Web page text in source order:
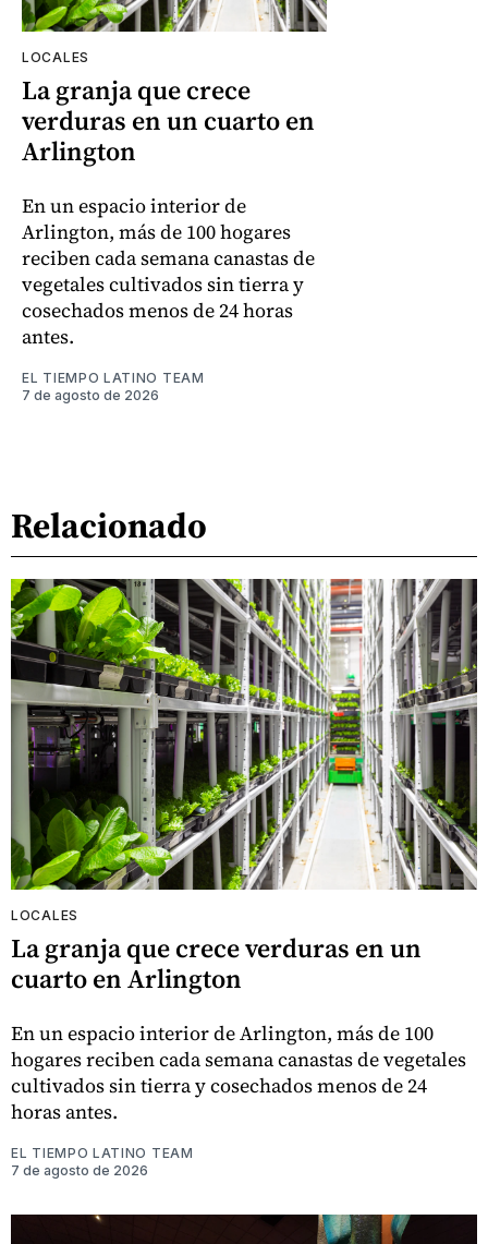
LOCALES
La granja que crece
verduras en un cuarto en
Arlington
En un espacio interior de
Arlington, más de 100 hogares
reciben cada semana canastas de
vegetales cultivados sin tierra y
cosechados menos de 24 horas
antes.
EL TIEMPO LATINO TEAM
7 de agosto de 2026
Relacionado
LOCALES
La granja que crece verduras en un
cuarto en Arlington
En un espacio interior de Arlington, más de 100
hogares reciben cada semana canastas de vegetales
cultivados sin tierra y cosechados menos de 24
horas antes.
EL TIEMPO LATINO TEAM
7 de agosto de 2026